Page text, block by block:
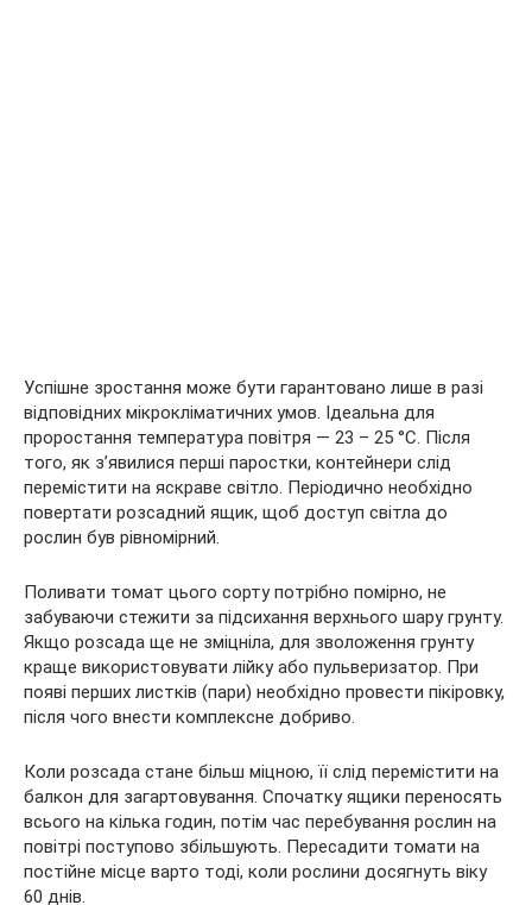
Успішне зростання може бути гарантовано лише в разі
відповідних мікрокліматичних умов. Ідеальна для
проростання температура повітря — 23 – 25 °С. Після
того, як з’явилися перші паростки, контейнери слід
перемістити на яскраве світло. Періодично необхідно
повертати розсадний ящик, щоб доступ світла до
рослин був рівномірний.
Поливати томат цього сорту потрібно помірно, не
забуваючи стежити за підсихання верхнього шару грунту.
Якщо розсада ще не зміцніла, для зволоження грунту
краще використовувати лійку або пульверизатор. При
появі перших листків (пари) необхідно провести пікіровку,
після чого внести комплексне добриво.
Коли розсада стане більш міцною, її слід перемістити на
балкон для загартовування. Спочатку ящики переносять
всього на кілька годин, потім час перебування рослин на
повітрі поступово збільшують. Пересадити томати на
постійне місце варто тоді, коли рослини досягнуть віку
60 днів.